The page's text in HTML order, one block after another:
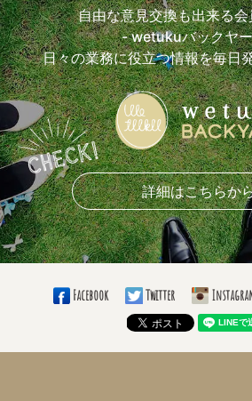
おすすめ乾杯曲(3) おすすめケーキカット
おすすめ手紙シーンBGM(5) おすすめ退場
おすすめ挙式演出(8) おすすめ披露宴演出
おもしろかった余興は？(5) おすすめ引き
おすすめ引き菓子(10) おすすめプチギフト
好きなブーケの形(13) 好きなドレスライン
着たいカラードレスの色(5) 好きなドレス
好きなナプキンの折り方(5) 愛用している
使っている手帳の柄は？(9) 必勝グッズ(4)
通勤時間(5) 大きい目標(10) 小さい目標
いつまでこの仕事する？(14)
自由な意見交換も出来る
- wetukuバックヤ
日々の業務に役立つ情報を毎日
詳細はこちらか
Facebook Twitter